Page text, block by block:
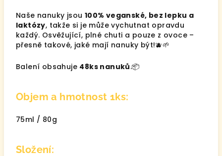
Naše nanuky jsou 100% veganské, bez lepku a
laktózy, takže si je může vychutnat opravdu
každý. Osvěžující, plné chuti a pouze z ovoce –
přesně takové, jaké mají nanuky být!🫐🌱
Balení obsahuje 48ks nanuků.📦
Objem a hmotnost 1ks:
75ml / 80g
Složení: